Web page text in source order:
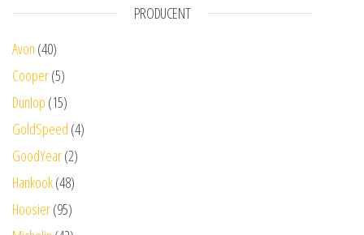
PRODUCENT
Avon (40)
Cooper(5)
Dunlop (15)
GoldSpeed (4)
GoodYear(2)
Hankook(48)
Hoosier(95)